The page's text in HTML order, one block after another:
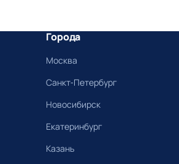
Города
Москва
Санкт-Петербург
Новосибирск
Екатеринбург
Казань